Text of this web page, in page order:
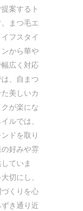
案するト
まつ毛エ
フスタイ
から華や
広く対応
、自まつ
美しいカ
が楽にな
ルでは、
ドを取り
好みや雰
ていま
切にし、
くりを心
き通り近